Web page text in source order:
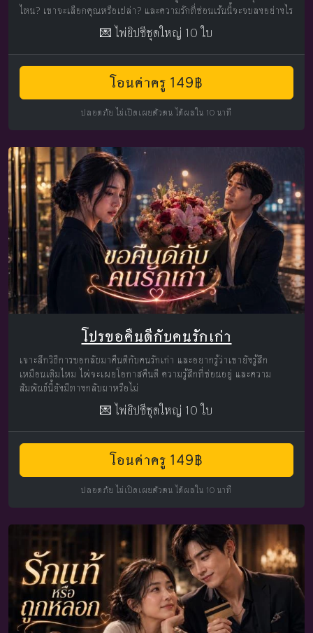
ไหน? เขาจะเลือกคุณหรือเปล่า? และความรักที่ซ่อนเร้นนี้จะจบลงอย่างไร
💌 ไพ่ยิปซีชุดใหญ่ 10 ใบ
โอนค่าครู 149฿
ปลอดภัย ไม่เปิดเผยตัวตน ได้ผลใน 10 นาที
โปรขอคืนดีกับคนรักเก่า
เจาะลึกวิธีการขอกลับมาคืนดีกับคนรักเก่า และอยากรู้ว่าเขายังรู้สึก
เหมือนเดิมไหม ไพ่จะเผยโอกาสคืนดี ความรู้สึกที่ซ่อนอยู่ และความ
สัมพันธ์นี้ยังมีทางกลับมาหรือไม่
💌 ไพ่ยิปซีชุดใหญ่ 10 ใบ
โอนค่าครู 149฿
ปลอดภัย ไม่เปิดเผยตัวตน ได้ผลใน 10 นาที